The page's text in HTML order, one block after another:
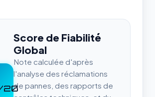
20
Score de Fiabilité
Global
Note calculée d'après
l'analyse des réclamations
de pannes, des rapports de